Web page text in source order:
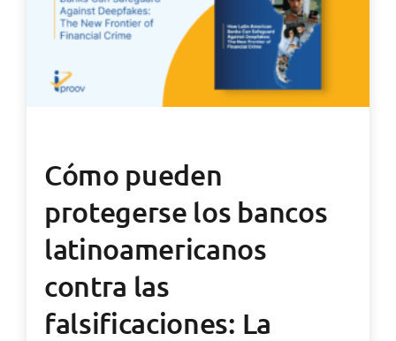
Cómo pueden
protegerse los bancos
latinoamericanos
contra las
falsificaciones: La